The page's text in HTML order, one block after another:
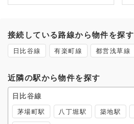
接続している路線から物件を探す
日比谷線 有楽町線 都営浅草線
近隣の駅から物件を探す
日比谷線
茅場町駅 八丁堀駅 築地駅